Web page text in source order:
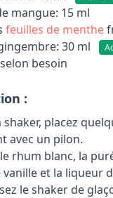
mangue: 15 ml
feuilles de menthe
30 ml
besoin
:
shaker, placez
avec un pilon.
rhum blanc, la
vanille et la liqueur
le shaker de